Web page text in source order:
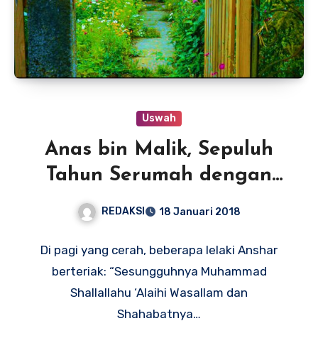
Uswah
Anas bin Malik, Sepuluh
Tahun Serumah dengan
REDAKSI 18 Januari 2018
Di pagi yang cerah, beberapa lelaki Anshar
berteriak: “Sesungguhnya Muhammad
Shallallahu ‘Alaihi Wasallam dan
Shahabatnya…